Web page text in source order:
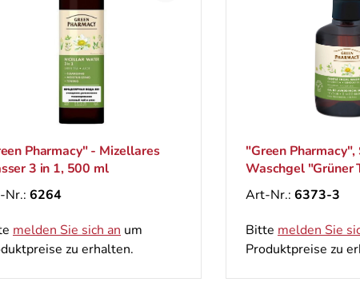
Pharmacy" - Mizellares
3 in 1, 500 ml
6264
melden Sie sich an um
zu erhalten.
"Green Pharmacy",
Waschgel "Grüner
Ginkgo biloba", 270
Art-Nr.: 6373-3
Bitte melden Sie
Produktpreise zu